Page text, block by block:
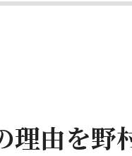
理由を野